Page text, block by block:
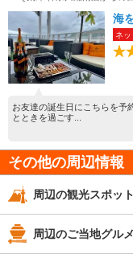
海
ネッ
お友達の誕生日にこちらを予
とときを過ごす...
その他の周辺情報
周辺の観光スポット
周辺のご当地グルメ